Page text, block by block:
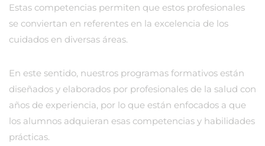
Estas competencias permiten que estos profesionales
se conviertan en referentes en la excelencia de los
cuidados en diversas áreas.
En este sentido, nuestros programas formativos están
diseñados y elaborados por profesionales de la salud con
años de experiencia, por lo que están enfocados a que
los alumnos adquieran esas competencias y habilidades
prácticas.